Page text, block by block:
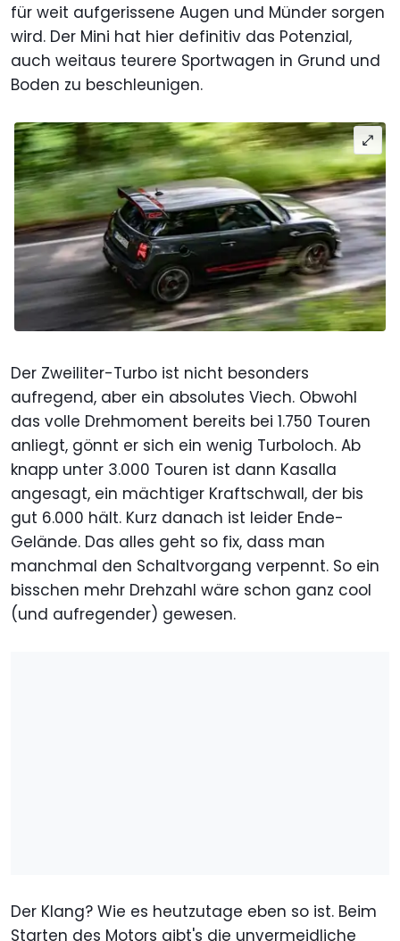
für weit aufgerissene Augen und Münder sorgen
wird. Der Mini hat hier definitiv das Potenzial,
auch weitaus teurere Sportwagen in Grund und
Boden zu beschleunigen.
Der Zweiliter-Turbo ist nicht besonders
aufregend, aber ein absolutes Viech. Obwohl
das volle Drehmoment bereits bei 1.750 Touren
anliegt, gönnt er sich ein wenig Turboloch. Ab
knapp unter 3.000 Touren ist dann Kasalla
angesagt, ein mächtiger Kraftschwall, der bis
gut 6.000 hält. Kurz danach ist leider Ende-
Gelände. Das alles geht so fix, dass man
manchmal den Schaltvorgang verpennt. So ein
bisschen mehr Drehzahl wäre schon ganz cool
(und aufregender) gewesen.
Der Klang? Wie es heutzutage eben so ist. Beim
Starten des Motors gibt's die unvermeidliche